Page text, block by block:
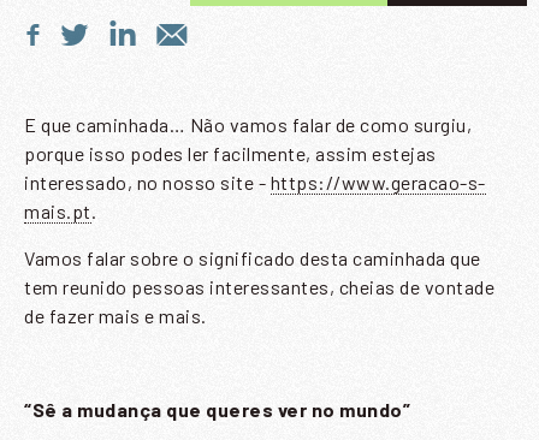
E que caminhada… Não vamos falar de como surgiu,
porque isso podes ler facilmente, assim estejas
interessado, no nosso site - https://www.geracao-s-
mais.pt
Vamos falar sobre o significado desta caminhada que
tem reunido pessoas interessantes, cheias de vontade
de fazer mais e mais.
“Sê a mudança que queres ver no mundo”